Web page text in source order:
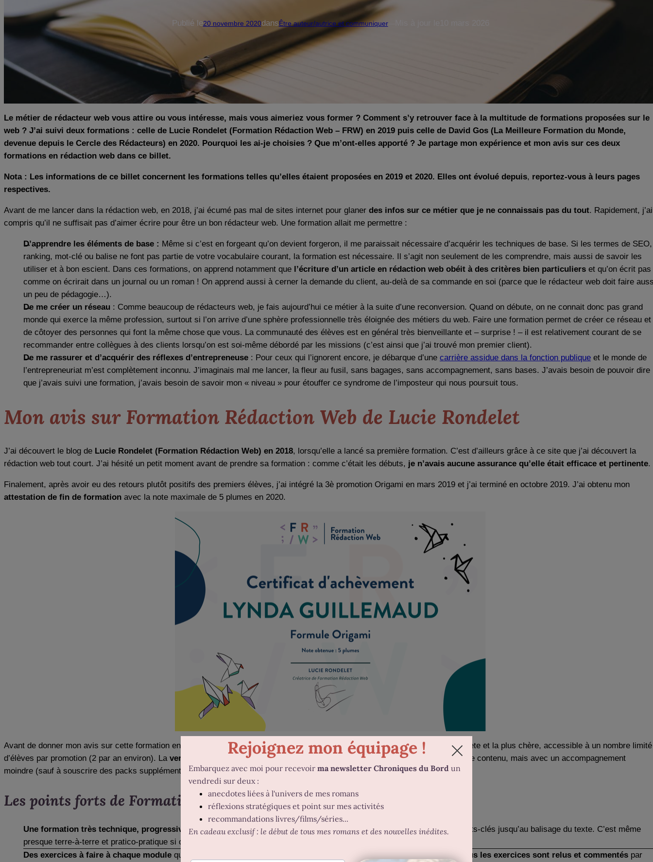
Publié le20 novembre 2020dansÊtre auteur/autrice et communiquer—
Le métier de rédacteur web vous attire ou vous intéresse, mais vous aimeriez vous former ? Comment s’y retrouver face à la multitude de formations proposées sur le
web ? J’ai suivi deux formations : celle de Lucie Rondelet (Formation Rédaction Web – FRW) en 2019 puis celle de David Gos (La Meilleure Formation du Monde,
devenue depuis le Cercle des Rédacteurs) en 2020. Pourquoi les ai-je choisies ? Que m’ont-elles apporté ? Je partage mon expérience et mon avis sur ces deux
formations en rédaction web dans ce billet.
Nota : Les informations de ce billet concernent les formations telles qu’elles étaient proposées en 2019 et 2020. Elles ont évolué depuis, reportez-vous à leurs pages
respectives.
Avant de me lancer dans la rédaction web, en 2018, j’ai écumé pas mal de sites internet pour glaner des infos sur ce métier que je ne connaissais pas du tout. Rapidement, j’ai
compris qu’il ne suffisait pas d’aimer écrire pour être un bon rédacteur web. Une formation allait me permettre :
D’apprendre les éléments de base : Même si c’est en forgeant qu’on devient forgeron, il me paraissait nécessaire d’acquérir les techniques de base. Si les termes de SEO,
ranking, mot-clé ou balise ne font pas partie de votre vocabulaire courant, la formation est nécessaire. Il s’agit non seulement de les comprendre, mais aussi de savoir les
utiliser et à bon escient. Dans ces formations, on apprend notamment que l’écriture d’un article en rédaction web obéit à des critères bien particuliers et qu’on écrit pas
comme on écrirait dans un journal ou un roman ! On apprend aussi à cerner la demande du client, au-delà de sa commande en soi (parce que le rédacteur web doit faire
un peu de pédagogie…).
De me créer un réseau : Comme beaucoup de rédacteurs web, je fais aujourd’hui ce métier à la suite d’une reconversion. Quand on débute, on ne connait donc pas grand
monde qui exerce la même profession, surtout si l’on arrive d’une sphère professionnelle très éloignée des métiers du web. Faire une formation permet de créer ce réseau et
de côtoyer des personnes qui font la même chose que vous. La communauté des élèves est en général très bienveillante et – surprise ! – il est relativement courant de se
recommander entre collègues à des clients lorsqu’on est soi-même débordé par les missions (c’est ainsi que j’ai trouvé mon premier client).
De me rassurer et d’acquérir des réflexes d’entrepreneuse : Pour ceux qui l’ignorent encore, je débarque d’une carrière assidue dans la fonction publique et le monde de
l’entrepreneuriat m’est complètement inconnu. J’imaginais mal me lancer, la fleur au fusil, sans bagages, sans accompagnement, sans bases. J’avais besoin de pouvoir dire
que j’avais suivi une formation, j’avais besoin de savoir mon « niveau » pour étouffer ce syndrome de l’imposteur qui nous poursuit tous.
Mon avis sur Formation Rédaction Web de Lucie Rondelet
J’ai découvert le blog de Lucie Rondelet (Formation Rédaction Web) en 2018, lorsqu’elle a lancé sa première formation. C’est d’ailleurs grâce à ce site que j’ai découvert la
rédaction web tout court. J’ai hésité un petit moment avant de prendre sa formation : comme c’était les débuts, je n’avais aucune assurance qu’elle était efficace et pertinente.
Finalement, après avoir eu des retours plutôt positifs des premiers élèves, j’ai intégré la 3è promotion Origami en mars 2019 et j’ai terminé en octobre 2019. J’ai obtenu mon
attestation de fin de formation avec la note maximale de 5 plumes en 2020.
Avant de donner mon avis sur cette formation en rédaction web, je précise que j’ai suivi laversion Origami. C’est la plus complète et la plus chère, accessible à un nombre limité
d’élèves par promotion (2 par an environ). La version Liberté
peut être démarrée à n’importe quel moment. Elle propose le même contenu, mais avec un accompagnement
moindre (sauf à souscrire des packs supplémentaires).
Les points forts de Formation Rédaction Web
Une formation très technique, progressive
. Elle aborde tous les aspects de la rédaction web depuis la recherche des mots-clés jusqu’au balisage du texte. C’est même
presque terre-à-terre et pratico-pratique si on connait déjà, mais indispensable quand on débute.
Des exercices à faire à chaque module qui permettent de connaître son niveau et de garder la motivation. En Origami, tous les exercices sont relus et commentés par